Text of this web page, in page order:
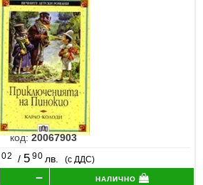
код:20067903
02 / 5 90 лв. (с ДДС)
налично